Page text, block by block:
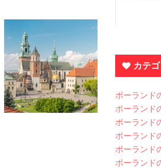
カテ
ポーランド
ポーランド
ポーランド
ポーランド
ポーランド
ポーランド